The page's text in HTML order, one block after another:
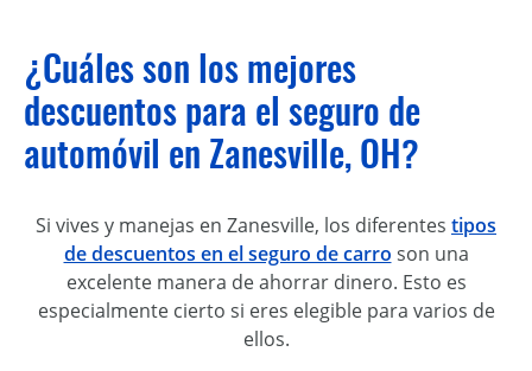
¿Cuáles son los mejores
descuentos para el seguro de
automóvil en Zanesville, OH?
Si vives y manejas en Zanesville, los diferentes tipos
de descuentos en el seguro de carro son una
excelente manera de ahorrar dinero. Esto es
especialmente cierto si eres elegible para varios de
ellos.